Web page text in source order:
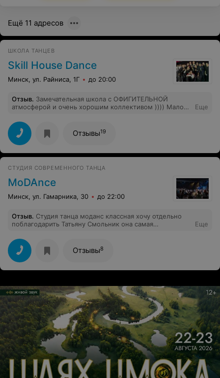
Ещё 11 адресов
ШКОЛА ТАНЦЕВ
Skill House Dance
Минск, ул. Райниса, 1Г до 20:00
Отзыв. Замечательная школа с ОФИГИТЕЛЬНОЙ
атмосферой и очень хорошим коллективом )))) Мало
поуши, как никогда себе этого не представляли :)))
Саша вообще самая молодец !!! ))
Еще
Отзывы19
СТУДИЯ СОВРЕМЕННОГО ТАНЦА
MoDAnce
Минск, ул. Гамарника, 30 до 22:00
Отзыв. Студия танца моданс классная хочу отдельно
поблагодарить Татьяну Смольник она самая
я не видела такого хип хора как у неё никогда в жизни
так что мой отзыв:!!!!!!!!!!!!!!!!!!!!!!!!!!
Еще
Отзывы8